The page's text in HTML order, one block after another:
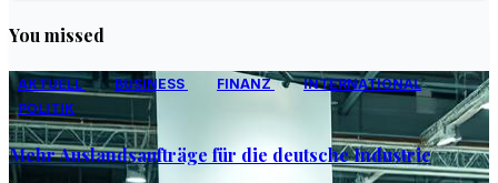
You missed
AKTUELL BUSINESS FINANZ
INTERNATIONAL
POLITIK
Mehr Auslandsaufträge für die deutsche Industrie